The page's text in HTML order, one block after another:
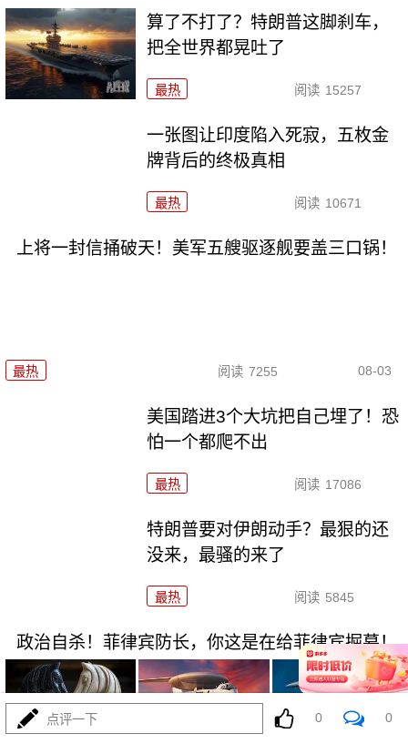
算了不打了？特朗普这脚刹车，
把全世界都晃吐了
最热 阅读 15257
一张图让印度陷入死寂，五枚金
牌背后的终极真相
最热 阅读 10671
上将一封信捅破天！美军五艘驱逐舰要盖三口锅！
最热 阅读 7255 08-03
美国踏进3个大坑把自己埋了！恐
怕一个都爬不出
最热 阅读 17086
特朗普要对伊朗动手？最狠的还
没来，最骚的来了
最热 阅读 5845
政治自杀！菲律宾防长，你这是在给菲律宾掘墓！
点评一下 0 0